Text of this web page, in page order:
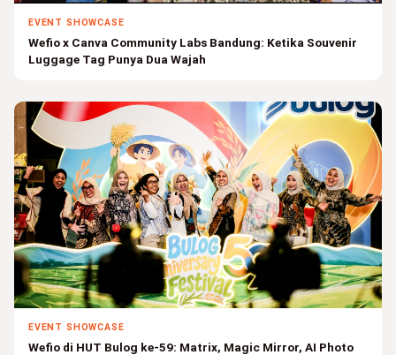
EVENT SHOWCASE
Wefio x Canva Community Labs Bandung: Ketika Souvenir
Luggage Tag Punya Dua Wajah
EVENT SHOWCASE
Wefio di HUT Bulog ke-59: Matrix, Magic Mirror, AI Photo